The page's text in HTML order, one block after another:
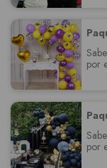
por
por